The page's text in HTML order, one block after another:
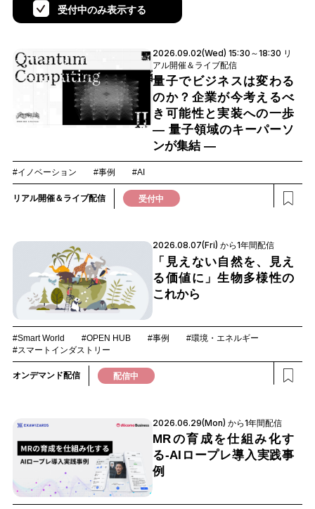
環境・エネルギー#IoT#メタバース
地方創生 #製造 小売・流通# ロボティクス
# スマートインダストリー 音声#教育#公共
#サプライチェーン
受付中のみ表示する
2026.09.02(Wed) 15:30～18:30 リ
アル開催＆ライブ配信
量子でビジネスは変わる
のか？企業が今考えるべ
き可能性と実装への一歩
― 量子領域のキーパーソ
ンが集結 ―
#イノベーション #事例 #AI
リアル開催＆ライブ配信 受付中
2026.08.07(Fri) から1年間配信
「見えない自然を、見え
る価値に」生物多様性の
これから
#Smart World #OPEN HUB #事例
#環境・エネルギー
#スマートインダストリー
オンデマンド配信 配信中
2026.06.29(Mon) から1年間配信
MRの育成を仕組み化す
る‐AIロープレ導入実践事
例